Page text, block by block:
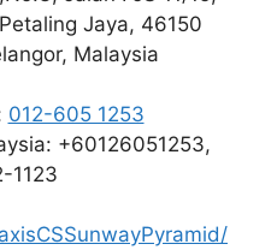
Jaya, 46150
Malaysia
012-605 1253
+60126051253,
1123